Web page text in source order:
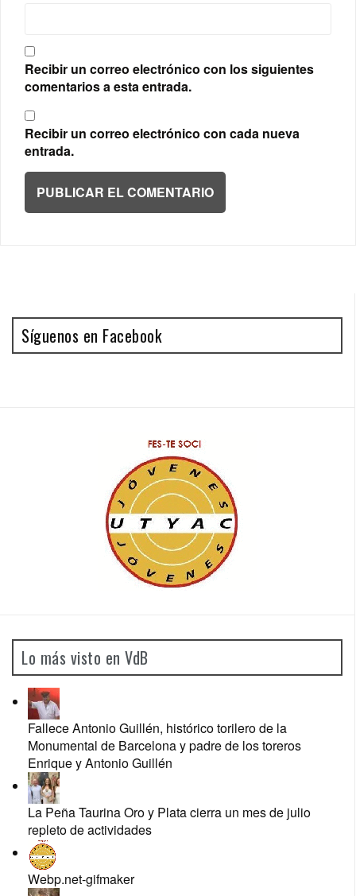
Recibir un correo electrónico con los siguientes
comentarios a esta entrada.
Recibir un correo electrónico con cada nueva
entrada.
Síguenos en Facebook
Lo más visto en VdB
Fallece Antonio Guillén, histórico torilero de la
Monumental de Barcelona y padre de los toreros
Enrique y Antonio Guillén
La Peña Taurina Oro y Plata cierra un mes de julio
repleto de actividades
Webp.net-gifmaker